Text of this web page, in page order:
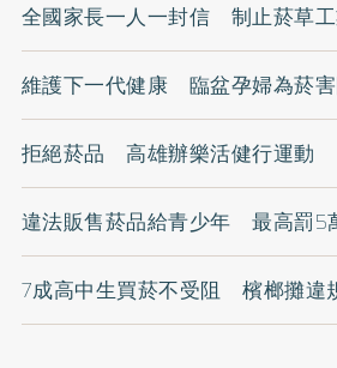
全國家長一人一封信 制止菸草
維護下一代健康 臨盆孕婦為菸害
拒絕菸品 高雄辦樂活健行運動
違法販售菸品給青少年 最高罰5
7成高中生買菸不受阻 檳榔攤違